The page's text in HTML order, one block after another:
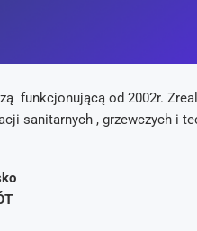
funkcjonującą od 2002r.
sanitarnych , grzewczych i